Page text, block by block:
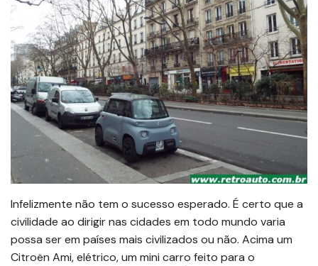
Infelizmente não tem o sucesso esperado. É certo que a
civilidade ao dirigir nas cidades em todo mundo varia
possa ser em países mais civilizados ou não. Acima um
Citroën Ami, elétrico, um mini carro feito para o